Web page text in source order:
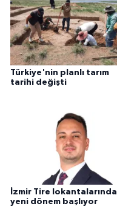
Türkiye'nin planlı tarım
tarihi değişti
İzmir Tire lokantalarında
yeni dönem başlıyor